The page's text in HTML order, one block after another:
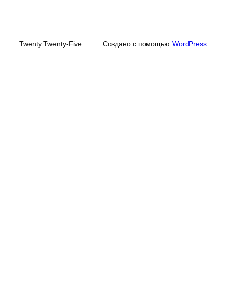
Twenty Twenty-Five Создано с помощью WordPress